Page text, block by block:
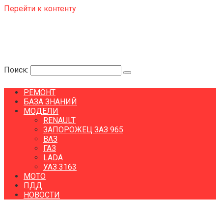
Перейти к контенту
Поиск:
РЕМОНТ
БАЗА ЗНАНИЙ
МОДЕЛИ
RENAULT
ЗАПОРОЖЕЦ ЗАЗ 965
ВАЗ
ГАЗ
LADA
УАЗ 3163
МОТО
ПДД
НОВОСТИ